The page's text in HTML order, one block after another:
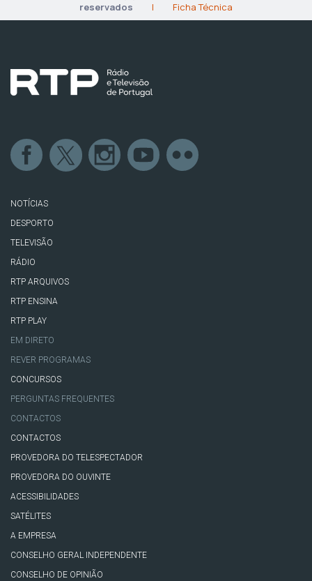
reservados
| Ficha Técnica
NOTÍCIAS
DESPORTO
TELEVISÃO
RÁDIO
RTP ARQUIVOS
RTP ENSINA
RTP PLAY
EM DIRETO
REVER PROGRAMAS
CONCURSOS
PERGUNTAS FREQUENTES
CONTACTOS
CONTACTOS
PROVEDORA DO TELESPECTADOR
PROVEDORA DO OUVINTE
ACESSIBILIDADES
SATÉLITES
A EMPRESA
CONSELHO GERAL INDEPENDENTE
CONSELHO DE OPINIÃO